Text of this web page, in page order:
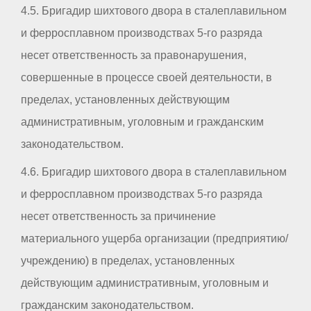
4.5. Бригадир шихтового двора в сталеплавильном
и ферросплавном производствах 5-го разряда
несет ответственность за правонарушения,
совершенные в процессе своей деятельности, в
пределах, установленных действующим
административным, уголовным и гражданским
законодательством.
4.6. Бригадир шихтового двора в сталеплавильном
и ферросплавном производствах 5-го разряда
несет ответственность за причинение
материального ущерба организации (предприятию/
учреждению) в пределах, установленных
действующим административным, уголовным и
гражданским законодательством.